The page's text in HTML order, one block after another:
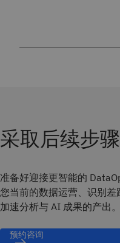
采取后续步骤
准备好迎接更智能的
您当前的数据运营、识别
加速分析与 AI 成果的产出。
预约咨询